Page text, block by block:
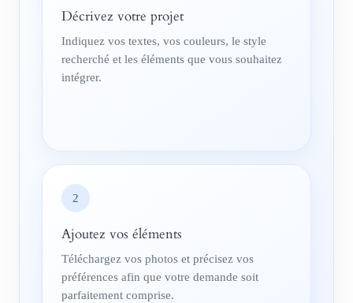
Décrivez votre projet
Indiquez vos textes, vos couleurs, le style
recherché et les éléments que vous souhaitez
intégrer.
2
Ajoutez vos éléments
Téléchargez vos photos et précisez vos
préférences afin que votre demande soit
parfaitement comprise.